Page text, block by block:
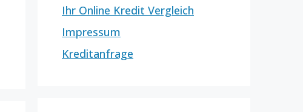
Ihr Online Kredit Vergleich
Impressum
Kreditanfrage